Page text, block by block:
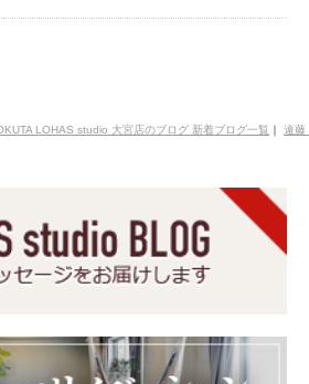
LOHAS studio 大宮店のブログ 新着ブログ一覧 ｜ 遠藤